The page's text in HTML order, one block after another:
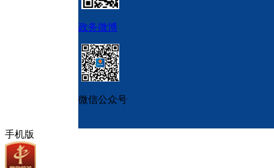
政务微博
微信公众号
手机版